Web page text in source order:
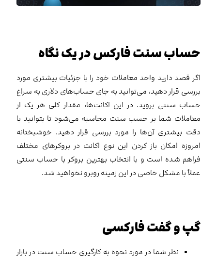
حساب سنت فارکس در یک نگاه
اگر قصد دارید واحد معاملات خود را با جزئیات بیشتری مورد
بررسی قرار دهید، می‌توانید به جای حساب‌های دلاری به سراغ
حساب سنتی بروید. در این اکانت‌ها، مقدار کلی هر یک از
معاملات شما بر حسب سنت محاسبه می‌شود تا بتوانید با
دقت بیشتری آن‌ها را مورد بررسی قرار دهید. خوشبختانه
امروزه امکان باز کردن این نوع اکانت در بروکرهای مختلف
فراهم شده است و با انتخاب بهترین بروکر با حساب سنتی
عملاً با مشکل خاصی در این زمینه روبرو نخواهید شد.
گپ و گفت فارکسی
نظر شما در مورد نحوه به کارگیری حساب سنت در بازار